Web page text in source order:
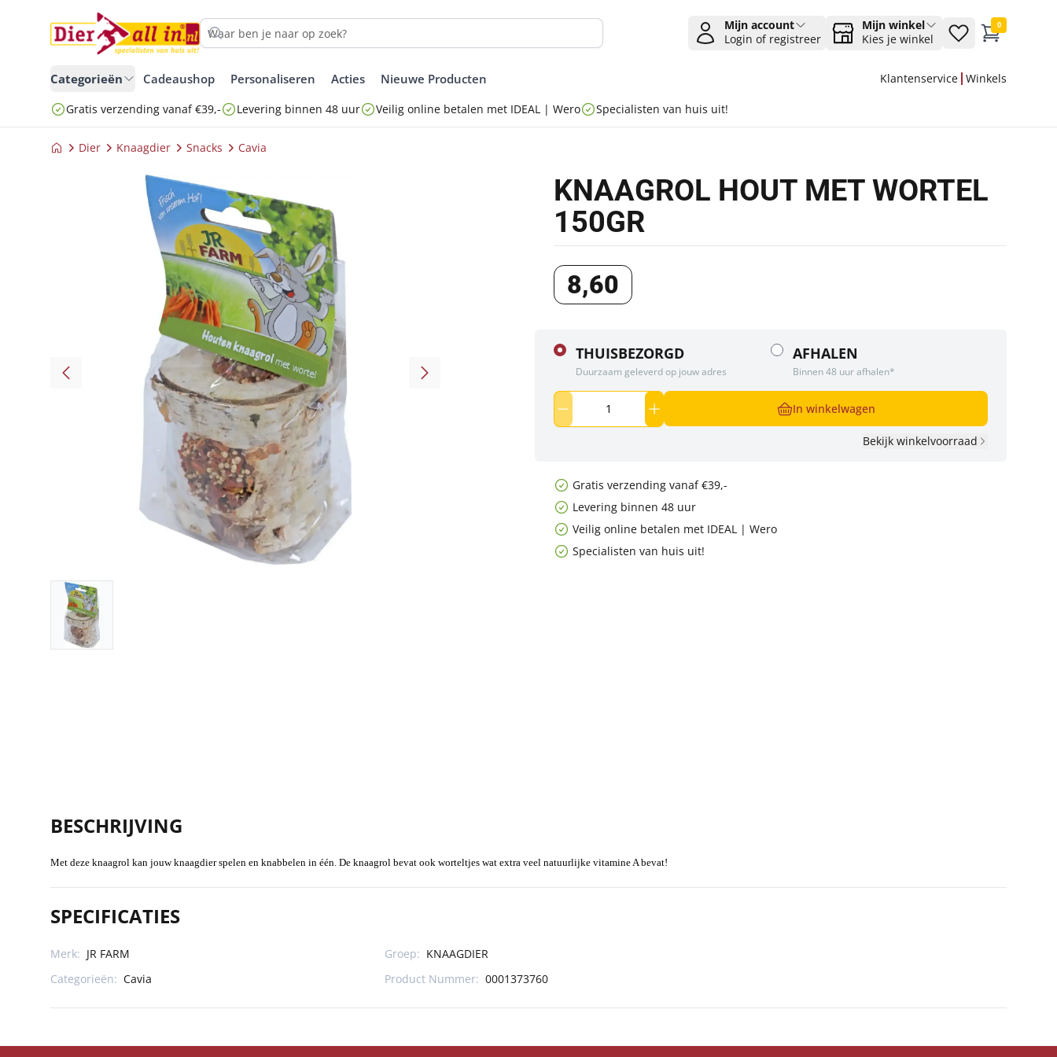
Mijn account
Login of registreer
Mijn winkel
Kies je winkel
0
Categorieën Cadeaushop Personaliseren Acties Nieuwe Producten Klantenservice Winkels
Gratis verzending vanaf €39,- Levering binnen 48 uur Veilig online betalen met IDEAL | Wero Specialisten van huis uit!
Dier Knaagdier Snacks Cavia
KNAAGROL HOUT MET WORTEL
150GR
8,60
THUISBEZORGD
Duurzaam geleverd op jouw adres
AFHALEN
Binnen 48 uur afhalen*
In winkelwagen
Bekijk winkelvoorraad
Gratis verzending vanaf €39,-
Levering binnen 48 uur
Veilig online betalen met IDEAL | Wero
Specialisten van huis uit!
BESCHRIJVING
Met deze knaagrol kan jouw knaagdier spelen en knabbelen in één. De knaagrol bevat ook worteltjes wat extra veel natuurlijke vitamine A bevat!
SPECIFICATIES
Merk: JR FARM Groep: KNAAGDIER
Categorieën: Cavia Product Nummer: 0001373760